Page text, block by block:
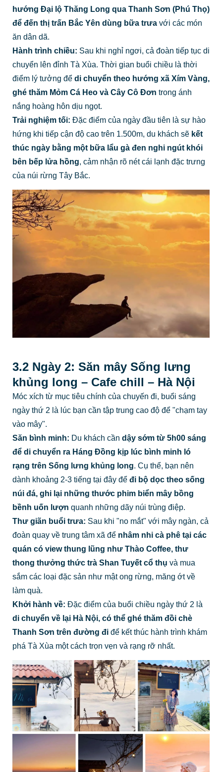
hướng Đại lộ Thăng Long qua Thanh Sơn (Phú Thọ)
để đến thị trấn Bắc Yên dùng bữa trưavới các món
ăn dân dã.
Hành trình chiều: Sau khi nghỉ ngơi, cả đoàn tiếp tục di
chuyển lên đỉnh Tà Xùa. Thời gian buổi chiều là thời
điểm lý tưởng để di chuyển theo hướng xã Xím Vàng,
ghé thăm Mỏm Cá Heo và Cây Cô Đơn trong ánh
nắng hoàng hôn dịu ngọt.
Trải nghiệm tối: Đặc điểm của ngày đầu tiên là sự hào
hứng khi tiếp cận độ cao trên 1.500m, du khách sẽ kết
thúc ngày bằng một bữa lẩu gà đen nghi ngút khói
bên bếp lửa hồng, cảm nhận rõ nét cái lạnh đặc trưng
của núi rừng Tây Bắc.
3.2 Ngày 2: Săn mây Sống lưng
khủng long – Cafe chill – Hà Nội
Móc xích từ mục tiêu chính của chuyến đi, buổi sáng
ngày thứ 2 là lúc bạn cần tập trung cao độ để "chạm tay
vào mây".
Săn bình minh: Du khách cần dậy sớm từ 5h00 sáng
để di chuyển ra Háng Đồng kịp lúc bình minh ló
rạng trên Sống lưng khủng long. Cụ thể, bạn nên
dành khoảng 2-3 tiếng tại đây để đi bộ dọc theo sống
núi đá, ghi lại những thước phim biển mây bồng
bềnh uốn lượn quanh những dãy núi trùng điệp.
Thư giãn buổi trưa: Sau khi "no mắt" với mây ngàn, cả
đoàn quay về trung tâm xã để nhâm nhi cà phê tại các
quán có view thung lũng như Thào Coffee, thư
thong thưởng thức trà Shan Tuyết cổ thụ và mua
sắm các loại đặc sản như mật ong rừng, măng ớt về
làm quà.
Khởi hành về: Đặc điểm của buổi chiều ngày thứ 2 là
di chuyển về lại Hà Nội, có thể ghé thăm đồi chè
Thanh Sơn trên đường điđể kết thúc hành trình khám
phá Tà Xùa một cách trọn vẹn và rạng rỡ nhất.